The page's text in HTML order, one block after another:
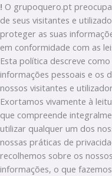
! O grupoquero.pt
de seus visitantes e
proteger as suas
em conformidade com as
Esta política descreve
informações pessoais e os
nossos visitantes e
Exortamos vivamente à
que compreende
utilizar qualquer um dos
nossas práticas de
recolhemos sobre os
informações, o que